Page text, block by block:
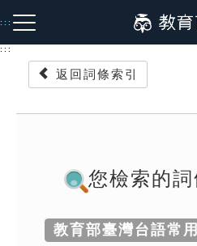
到
主
:::
:::
返回詞條索引
您檢索的詞
教育部臺灣台語常